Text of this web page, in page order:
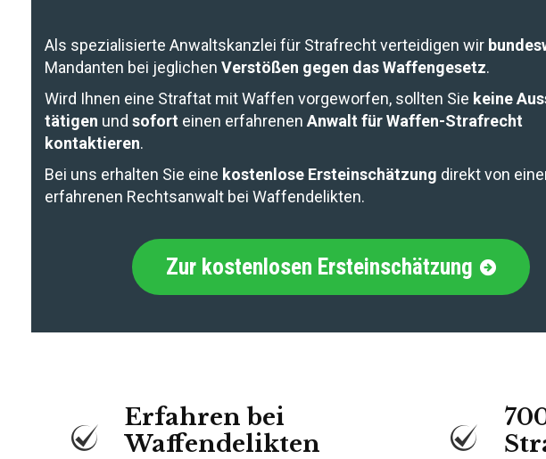
Als spezialisierte Anwaltskanzlei für Strafrecht verteidigen wir
Mandanten bei jeglichen Verstößen gegen das Waffengesetz.
Wird Ihnen eine Straftat mit Waffen vorgeworfen, sollten Sie keine
tätigen und sofort einen erfahrenen Anwalt für Waffen-Strafrecht
kontaktieren.
Bei uns erhalten Sie eine kostenlose Ersteinschätzung direkt von
erfahrenen Rechtsanwalt bei Waffendelikten.
Zur kostenlosen Ersteinschätzung
Erfahren bei
Waffendelikten